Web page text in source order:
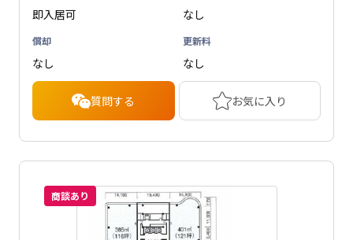
即入居可 なし
償却
なし
更新料
なし
質問する お気に入り
商談あり